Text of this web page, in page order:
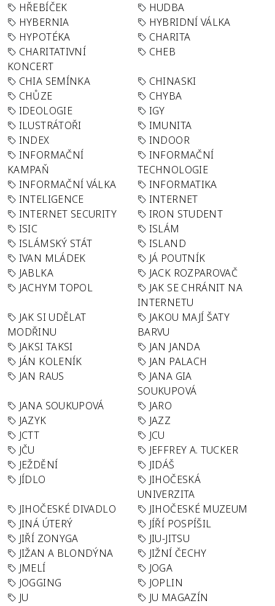
HŘEBÍČEK
HUDBA
HYBERNIA
HYBRIDNÍ VÁLKA
HYPOTÉKA
CHARITA
CHARITATIVNÍ
KONCERT
CHEB
CHIA SEMÍNKA
CHINASKI
CHŮZE
CHYBA
IDEOLOGIE
IGY
ILUSTRÁTOŘI
IMUNITA
INDEX
INDOOR
INFORMAČNÍ
KAMPAŇ
INFORMAČNÍ
TECHNOLOGIE
INFORMAČNÍ VÁLKA
INFORMATIKA
INTELIGENCE
INTERNET
INTERNET SECURITY
IRON STUDENT
ISIC
ISLÁM
ISLÁMSKÝ STÁT
ISLAND
IVAN MLÁDEK
JÁ POUTNÍK
JABLKA
JACK ROZPAROVAČ
JACHYM TOPOL
JAK SE CHRÁNIT NA
INTERNETU
JAK SI UDĚLAT
MODŘINU
JAKOU MAJÍ ŠATY
BARVU
JAKSI TAKSI
JAN JANDA
JÁN KOLENÍK
JAN PALACH
JAN RAUS
JANA GIA
SOUKUPOVÁ
JANA SOUKUPOVÁ
JARO
JAZYK
JAZZ
JCTT
JCU
JČU
JEFFREY A. TUCKER
JEŽDĚNÍ
JIDÁŠ
JÍDLO
JIHOČESKÁ
UNIVERZITA
JIHOČESKÉ DIVADLO
JIHOČESKÉ MUZEUM
JINÁ ÚTERÝ
JÍŘÍ POSPÍŠIL
JIŘÍ ZONYGA
JIU-JITSU
JIŽAN A BLONDÝNA
JIŽNÍ ČECHY
JMELÍ
JOGA
JOGGING
JOPLIN
JU
JU MAGAZÍN